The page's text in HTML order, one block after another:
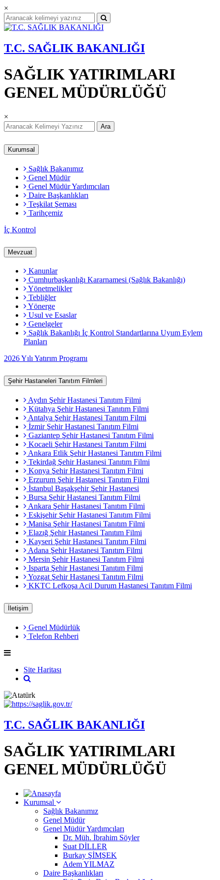
×
T.C. SAĞLIK BAKANLIĞI
SAĞLIK YATIRIMLARI
GENEL MÜDÜRLÜĞÜ
×
Ara
Kurumsal
Sağlık Bakanımız
Genel Müdür
Genel Müdür Yardımcıları
Daire Başkanlıkları
Teşkilat Şeması
Tarihçemiz
İç Kontrol
Mevzuat
Kanunlar
Cumhurbaşkanlığı Kararnamesi (Sağlık Bakanlığı)
Yönetmelikler
Tebliğler
Yönerge
Usul ve Esaslar
Genelgeler
Sağlık Bakanlığı İç Kontrol Standartlarına Uyum Eylem
Planları
2026 Yılı Yatırım Programı
Şehir Hastaneleri Tanıtım Filmleri
Aydın Şehir Hastanesi Tanıtım Filmi
Kütahya Şehir Hastanesi Tanıtım Filmi
Antalya Şehir Hastanesi Tanıtım Filmi
İzmir Şehir Hastanesi Tanıtım Filmi
Gaziantep Şehir Hastanesi Tanıtım Filmi
Kocaeli Şehir Hastanesi Tanıtım Filmi
Ankara Etlik Şehir Hastanesi Tanıtım Filmi
Tekirdağ Şehir Hastanesi Tanıtım Filmi
Konya Şehir Hastanesi Tanıtım Filmi
Erzurum Şehir Hastanesi Tanıtım Filmi
İstanbul Başakşehir Şehir Hastanesi
Bursa Şehir Hastanesi Tanıtım Filmi
Ankara Şehir Hastanesi Tanıtım Filmi
Eskişehir Şehir Hastanesi Tanıtım Filmi
Manisa Şehir Hastanesi Tanıtım Filmi
Elazığ Şehir Hastanesi Tanıtım Filmi
Kayseri Şehir Hastanesi Tanıtım Filmi
Adana Şehir Hastanesi Tanıtım Filmi
Mersin Şehir Hastanesi Tanıtım Filmi
Isparta Şehir Hastanesi Tanıtım Filmi
Yozgat Şehir Hastanesi Tanıtım Filmi
KKTC Lefkoşa Acil Durum Hastanesi Tanıtım Filmi
İletişim
Genel Müdürlük
Telefon Rehberi
Site Haritası
T.C. SAĞLIK BAKANLIĞI
SAĞLIK YATIRIMLARI
GENEL MÜDÜRLÜĞÜ
Kurumsal
Sağlık Bakanımız
Genel Müdür
Genel Müdür Yardımcıları
Dr. Müh. İbrahim Söyler
Suat DİLLER
Burkay ŞİMŞEK
Adem YILMAZ
Daire Başkanlıkları